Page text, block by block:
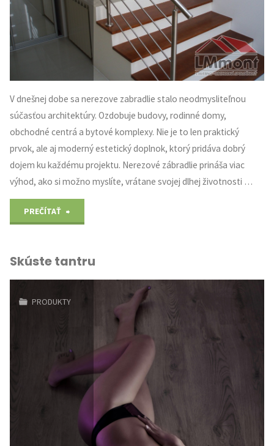
V dnešnej dobe sa nerezove zabradlie stalo neodmysliteľnou
súčasťou architektúry. Ozdobuje budovy, rodinné domy,
obchodné centrá a bytové komplexy. Nie je to len praktický
prvok, ale aj moderný estetický doplnok, ktorý pridáva dobrý
dojem ku každému projektu. Nerezové zábradlie prináša viac
výhod, ako si možno myslíte, vrátane svojej dlhej životnosti …
PREČÍTAŤ
funkčnosť
NEREZOVÉ
ZÁBRADLIA"
Skúste tantru
PRODUKTY